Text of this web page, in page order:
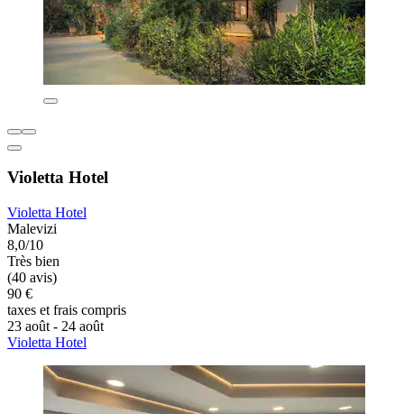
Violetta Hotel
Violetta Hotel
Malevizi
8,0/10
Très bien
(40 avis)
90 €
taxes et frais compris
23 août - 24 août
Violetta Hotel